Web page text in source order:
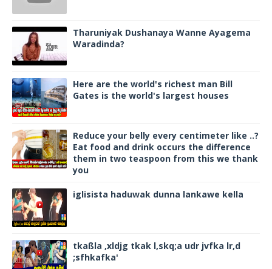
Tharuniyak Dushanaya Wanne Ayagema
Waradinda?
Here are the world's richest man Bill
Gates is the world's largest houses
Reduce your belly every centimeter like ..?
Eat food and drink occurs the difference
them in two teaspoon from this we thank
you
iglisista haduwak dunna lankawe kella
tkaßla ,xldjg tkak l,skq;a udr jvfka lr,d
;sfhkafka'